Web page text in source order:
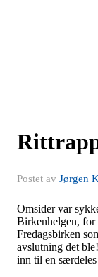
Postet av Jørgen
Omsider var
Birkenhelgen, for
Fredagsbirken
avslutning det
inn til en særdeles